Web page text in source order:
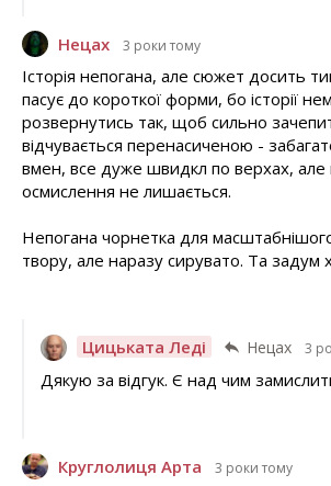
Нецах 3 роки тому
Історія непогана, але сюжет досить
пасує до короткої форми, бо історії
розвернутись так, щоб сильно
відчувається перенасиченою -
вмен, все дуже швидкл по верхах, але
осмислення не лишається.
Непогана чорнетка для
твору, але наразу сирувато. Та задум
Цицьката Леді Нецах 3
Дякую за відгук. Є над чим
Круглолиця Арта 3 роки тому